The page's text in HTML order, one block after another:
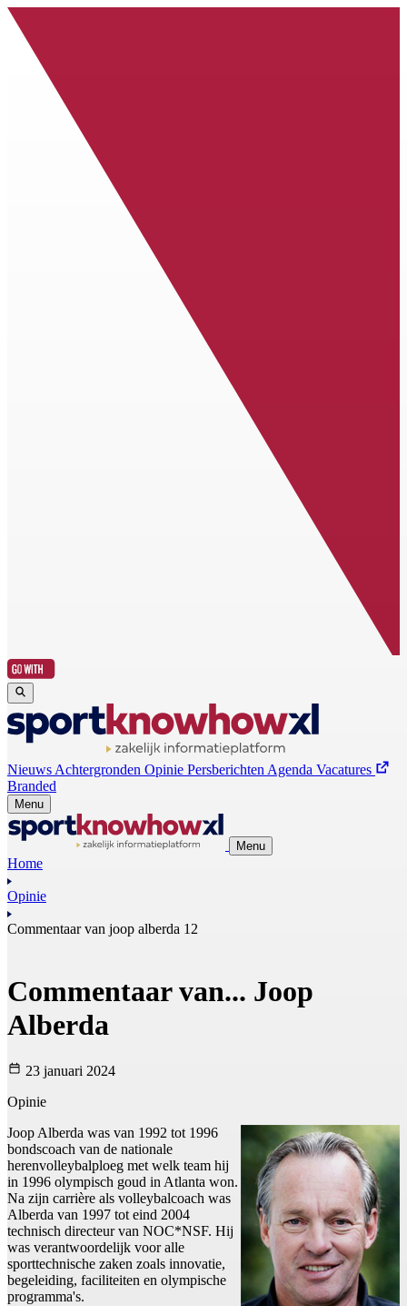
Nieuws Achtergronden Opinie Persberichten Agenda Vacatures
Branded
Menu
Menu
Home
Opinie
Commentaar van joop alberda 12
Commentaar van... Joop
Alberda
23 januari 2024
Opinie
Joop Alberda was van 1992 tot 1996
bondscoach van de nationale
herenvolleybalploeg met welk team hij
in 1996 olympisch goud in Atlanta won.
Na zijn carrière als volleybalcoach was
Alberda van 1997 tot eind 2004
technisch directeur van NOC*NSF. Hij
was verantwoordelijk voor alle
sporttechnische zaken zoals innovatie,
begeleiding, faciliteiten en olympische
programma's.